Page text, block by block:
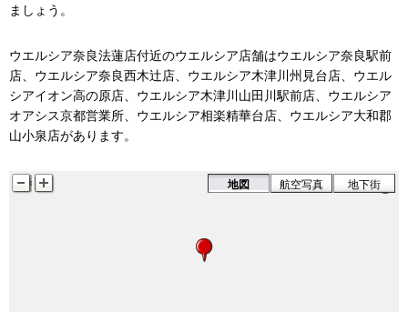
ましょう。
ウエルシア奈良法蓮店付近のウエルシア店舗はウエルシア奈良駅前
店、ウエルシア奈良西木辻店、ウエルシア木津川州見台店、ウエル
シアイオン高の原店、ウエルシア木津川山田川駅前店、ウエルシア
オアシス京都営業所、ウエルシア相楽精華台店、ウエルシア大和郡
山小泉店があります。
地図 航空写真 地下街